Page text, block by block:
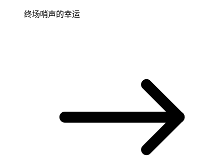
终场哨声的幸运